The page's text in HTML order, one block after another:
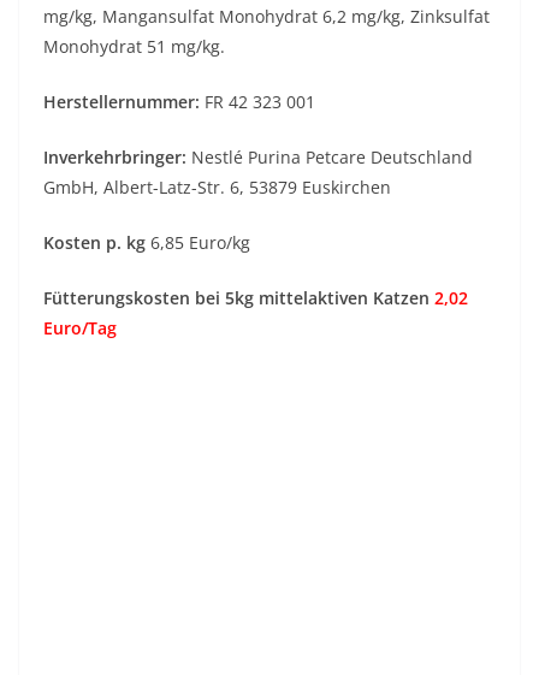
mg/kg, Mangansulfat Monohydrat 6,2 mg/kg, Zinksulfat
Monohydrat 51 mg/kg.
Herstellernummer: FR 42 323 001
Inverkehrbringer: Nestlé Purina Petcare Deutschland
GmbH, Albert-Latz-Str. 6, 53879 Euskirchen
Kosten p. kg 6,85 Euro/kg
Fütterungskosten bei 5kg mittelaktiven Katzen 2,02
Euro/Tag